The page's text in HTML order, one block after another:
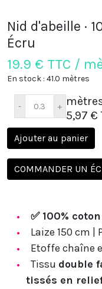
Nid d'abeille ·
Écru
19.9 € TTC /
En stock : 41.0 mètres
5,97 €
Ajouter au panier
COMMANDER UN
✅ 100%
Laize 150 cm |
Etoffe chaîne
Tissu double
tissés en